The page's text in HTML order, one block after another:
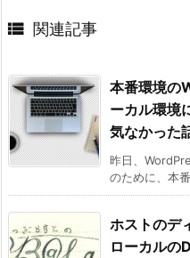
 関連記事
本番環境の
ーカル環境
気なかった
昨日、
のために、本
ホストのデ
ローカル